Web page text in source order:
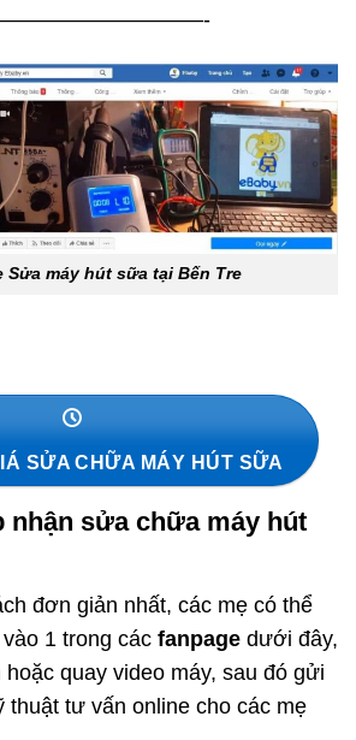
Sửa máy hút sữa tại Bến Tre
SỬA CHỮA MÁY HÚT SỮA
nhận sửa chữa máy hút
đơn giản nhất, các mẹ có thể
1 trong các fanpage dưới đây,
quay video máy, sau đó gửi
thuật tư vấn online cho các mẹ